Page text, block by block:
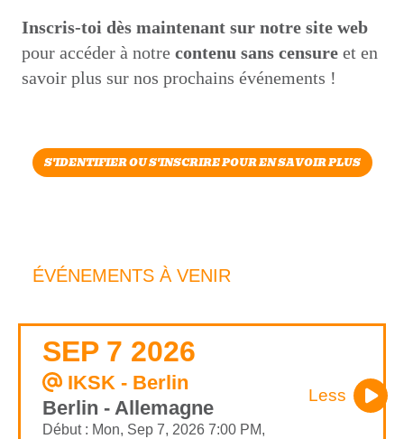
Inscris-toi dès maintenant sur notre site web
pour accéder à notre contenu sans censure et en
savoir plus sur nos prochains événements !
S'IDENTIFIER OU S'INSCRIRE POUR EN SAVOIR PLUS
ÉVÉNEMENTS À VENIR
SEP 7 2026
IKSK - Berlin
Berlin - Allemagne
Début : Mon, Sep 7, 2026 7:00 PM,
Less